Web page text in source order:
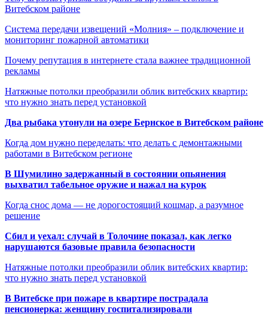
Витебском районе
Система передачи извещений «Молния» – подключение и
мониторинг пожарной автоматики
Почему репутация в интернете стала важнее традиционной
рекламы
Натяжные потолки преобразили облик витебских квартир:
что нужно знать перед установкой
Два рыбака утонули на озере Бернское в Витебском районе
Когда дом нужно переделать: что делать с демонтажными
работами в Витебском регионе
В Шумилино задержанный в состоянии опьянения
выхватил табельное оружие и нажал на курок
Когда снос дома — не дорогостоящий кошмар, а разумное
решение
Сбил и уехал: случай в Толочине показал, как легко
нарушаются базовые правила безопасности
Натяжные потолки преобразили облик витебских квартир:
что нужно знать перед установкой
В Витебске при пожаре в квартире пострадала
пенсионерка: женщину госпитализировали